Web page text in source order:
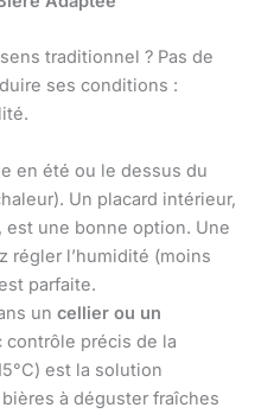
traditionnel ? Pas de
ses conditions :
en été ou le dessus du
Un placard intérieur,
une bonne option. Une
régler l’humidité (moins
parfaite.
un cellier ou un
contrôle précis de la
est la solution
à déguster fraîches